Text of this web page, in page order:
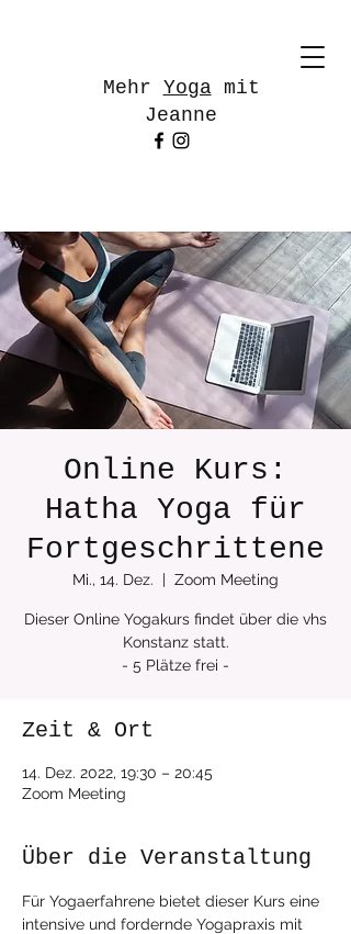
Mehr Yogamit
Jeanne
Online Kurs:
Hatha Yoga für
Fortgeschrittene
Mi., 14. Dez.
  |
Zoom Meeting
Dieser Online Yogakurs findet über die vhs
Konstanz statt.
Zeit & Ort
14. Dez. 2022, 19:30 – 20:45
Zoom Meeting
Über die Veranstaltung
Für Yogaerfahrene bietet dieser Kurs eine
intensive und fordernde Yogapraxis mit